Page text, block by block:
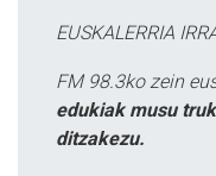
EUSKALERRIA
FM 98.3ko zein
edukiak musu
ditzakezu.